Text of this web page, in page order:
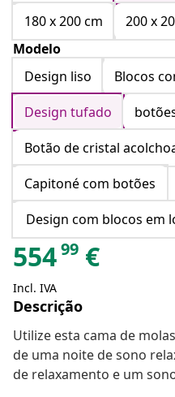
180 x 200 cm
200 x
Modelo
Design liso
Blocos
Design tufado
Botão de cristal
Capitoné com botões
Design com blocos em
55499 €
Incl. IVA
Descrição
Utilize esta cama de
de uma noite de sono
de relaxamento e um